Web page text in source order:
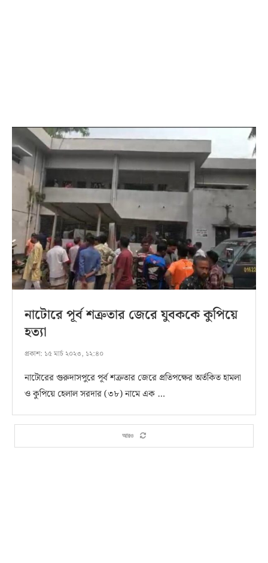
নাটোরে পূর্ব শত্রুতার জেরে যুবককে কুপিয়ে
হত্যা
প্রকাশ: ১৫ মার্চ ২০২৩, ১২:৪০
নাটোরের গুরুদাসপুরে পূর্ব শত্রুতার জেরে প্রতিপক্ষের অর্তকিত হামলা
ও কুপিয়ে হেলাল সরদার (৩৮) নামে এক …
আরও